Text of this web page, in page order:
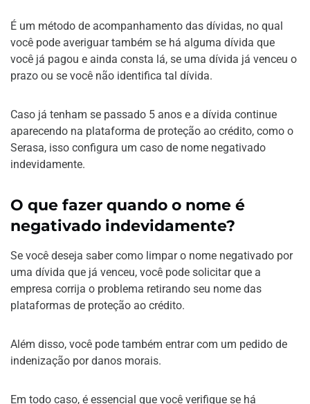
É um método de acompanhamento das dívidas, no qual
você pode averiguar também se há alguma dívida que
você já pagou e ainda consta lá, se uma dívida já venceu o
prazo ou se você não identifica tal dívida.
Caso já tenham se passado 5 anos e a dívida continue
aparecendo na plataforma de proteção ao crédito, como o
Serasa, isso configura um caso de nome negativado
indevidamente.
O que fazer quando o nome é
negativado indevidamente?
Se você deseja saber como limpar o nome negativado por
uma dívida que já venceu, você pode solicitar que a
empresa corrija o problema retirando seu nome das
plataformas de proteção ao crédito.
Além disso, você pode também entrar com um pedido de
indenização por danos morais.
Em todo caso, é essencial que você verifique se há